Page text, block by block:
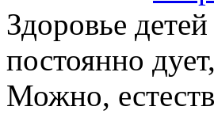
Здоровье
постоянно
Можно,